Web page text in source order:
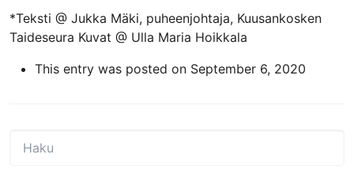
*Teksti @ Jukka Mäki, puheenjohtaja, Kuusankosken
Taideseura Kuvat @ Ulla Maria Hoikkala
This entry was posted on September 6, 2020